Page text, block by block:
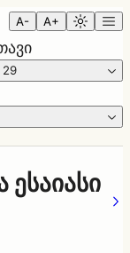
A- A+
29
ესაიასი